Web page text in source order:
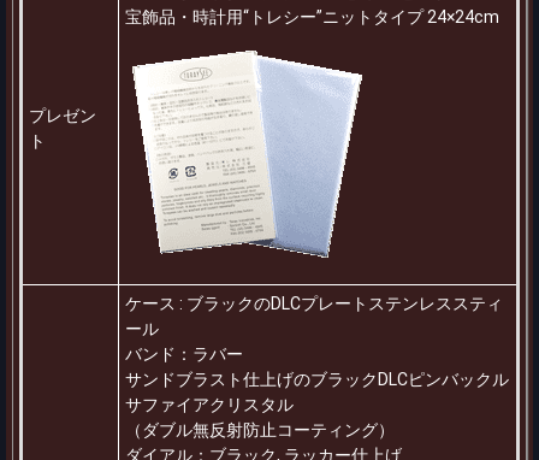
プレゼン
ト
宝飾品・時計用“トレシー”ニットタイプ 24×24cm
ケース : ブラックのDLCプレートステンレススティ
ール
バンド：ラバー
サンドブラスト仕上げのブラックDLCピンバックル
サファイアクリスタル
（ダブル無反射防止コーティング）
ダイアル：ブラック, ラッカー仕上げ